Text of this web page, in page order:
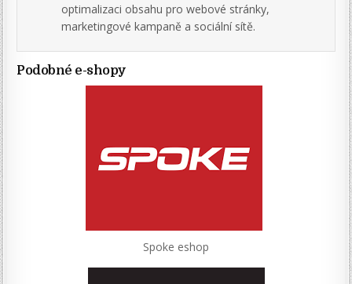
optimalizaci obsahu pro webové stránky,
marketingové kampaně a sociální sítě.
Podobné e-shopy
Spoke eshop